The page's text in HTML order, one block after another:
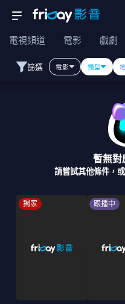
電視頻道 電影 戲劇
篩選 電影 類型
暫無對
請嘗試其他條件，
獨家 跟播中